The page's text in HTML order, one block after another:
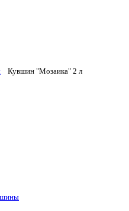
Кувшин "Мозаика" 2 л